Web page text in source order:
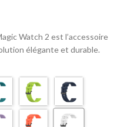
Watch 2 est l’accessoire
élégante et durable.